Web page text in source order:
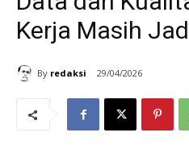
Kerja Masih
By redaksi 29/04/2026